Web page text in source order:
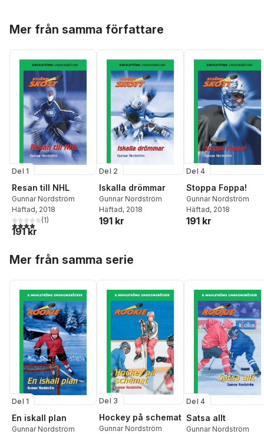
Mer från samma författare
Del 1
Resan till NHL
Gunnar Nordström
Häftad, 2018
4,0utav 5 stjärnor. Totalt antal röster:
(1)
191 kr
Del 2
Iskalla drömmar
Gunnar Nordström
Häftad, 2018
191 kr
Del 4
Stoppa Foppa!
Gunnar Nordström
Häftad, 2018
191 kr
Mer från samma serie
Del 1
En iskall plan
Gunnar Nordström
Del 3
Hockey på schemat
Gunnar Nordström
Del 4
Satsa allt
Gunnar Nordström